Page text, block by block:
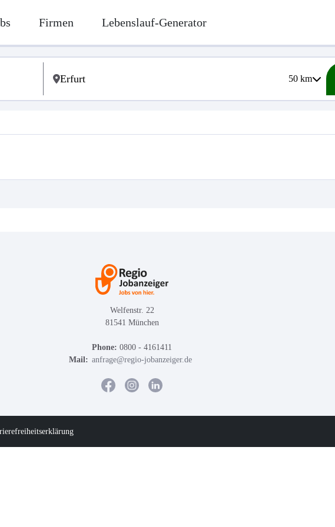
Firmen Lebenslauf-Generator
50km
Welfenstr. 22
81541 München
Phone: 0800 - 4161411
Mail: anfrage@regio-jobanzeiger.de